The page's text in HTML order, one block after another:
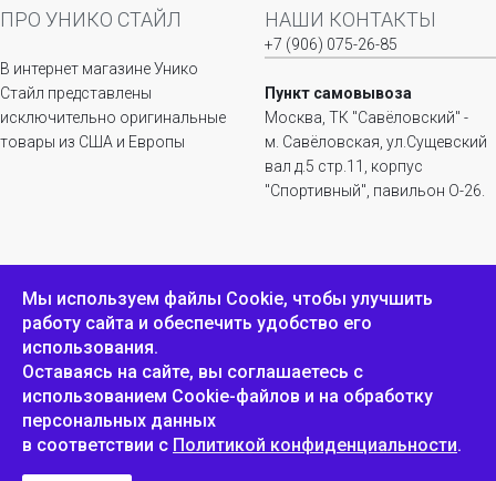
ПРО УНИКО СТАЙЛ
В интернет магазине Унико
Стайл представлены
исключительно оригинальные
товары из США и Европы
НАШИ КОНТАКТЫ
+7 (906) 075-26-85
Пункт самовывоза
Москва, ТК "Савёловский" -
м. Савёловская, ул.Сущевский
вал д.5 стр.11, корпус
"Спортивный", павильон О-26.
ИНФОРМАЦИЯ
Положение о
конфиденциальности и
защите персональных
данных
ОБРАТНАЯ СВЯЗЬ
Пожаловаться
Мы используем файлы Сookie, чтобы улучшить
работу сайта и обеспечить удобство его
использования.
Оставаясь на сайте, вы соглашаетесь с
использованием Cookie-файлов и на обработку
персональных данных
в соответствии с Политикой конфиденциальности.